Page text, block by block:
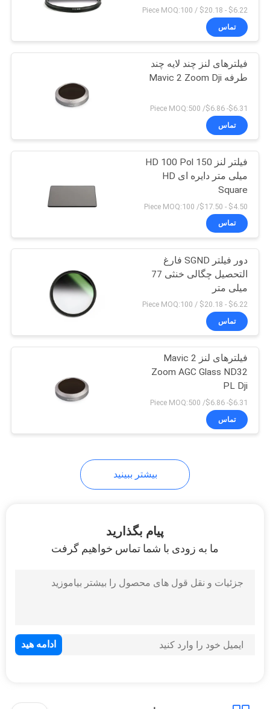
فیلتر ND8
9
فیلتر ND1000
6
فیلتر شب خنثی
11
فیلتر لنز تراکم خنثی
التحصیل
16
$6.22 - $20.18 / Piece MOQ:100
تماس
فیلترهای لنز چند لایه چند
طرفه Mavic 2 Zoom Dji
$6.31- $6.86/ Piece MOQ:500
تماس
فیلتر لنز HD 100 Pol 150
میلی متر دایره ای HD
Square
$4.50 - $17.50/ Piece MOQ:100
تماس
دور فیلتر SGND فارغ
التحصیل چگالی خنثی 77
میلی متر
$6.22 - $20.18 / Piece MOQ:100
تماس
فیلترهای لنز Mavic 2
Zoom AGC Glass ND32
PL Dji
$6.31- $6.86/ Piece MOQ:500
تماس
بیشتر ببینید
پیام بگذارید
ما به زودی با شما تماس خواهیم گرفت